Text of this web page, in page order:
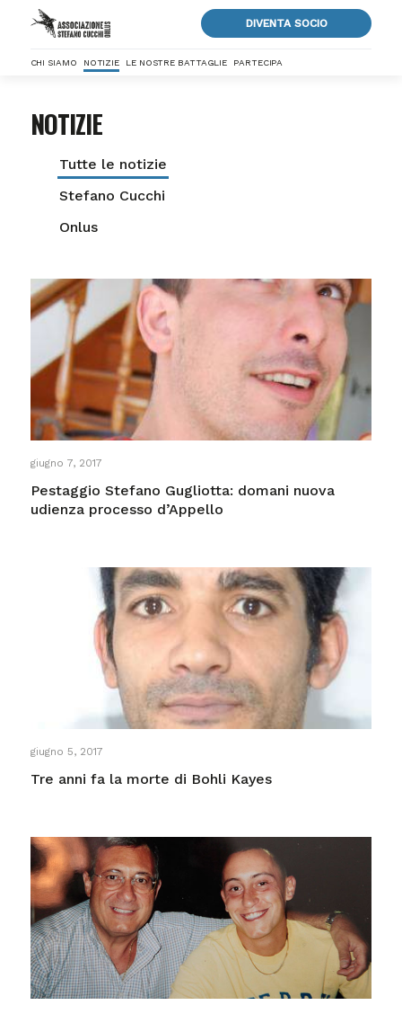
DIVENTA SOCIO
CHI SIAMO NOTIZIE LE NOSTRE BATTAGLIE PARTECIPA
NOTIZIE
Tutte le notizie
Stefano Cucchi
Onlus
giugno 7, 2017
Pestaggio Stefano Gugliotta: domani nuova
udienza processo d’Appello
giugno 5, 2017
Tre anni fa la morte di Bohli Kayes